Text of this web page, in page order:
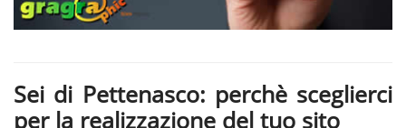
Sei di Pettenasco: perchè sceglierci
per la realizzazione del tuo sito